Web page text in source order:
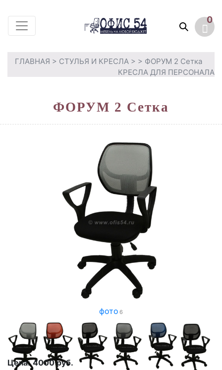
ГЛАВНАЯ > СТУЛЬЯ И КРЕСЛА >
КРЕСЛА ДЛЯ ПЕРСОНАЛА
> ФОРУМ 2 Сетка
ФОРУМ 2 Сетка
фото 6
Цена: 4000руб.
0